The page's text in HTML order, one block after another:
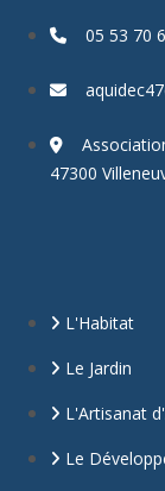
05 53 70
47300
L'Habitat
Le Jardin
L'Artisanat
Le